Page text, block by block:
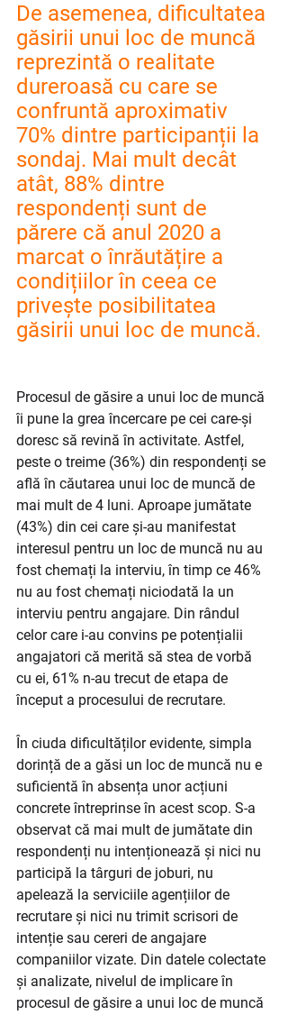
De asemenea, dificultatea
găsirii unui loc de muncă
reprezintă o realitate
dureroasă cu care se
confruntă aproximativ
70% dintre participanții la
sondaj. Mai mult decât
atât, 88% dintre
respondenți sunt de
părere că anul 2020 a
marcat o înrăutățire a
condițiilor în ceea ce
privește posibilitatea
găsirii unui loc de muncă.
Procesul de găsire a unui loc de muncă
îi pune la grea încercare pe cei care-și
doresc să revină în activitate. Astfel,
peste o treime (36%) din respondenți se
află în căutarea unui loc de muncă de
mai mult de 4 luni. Aproape jumătate
(43%) din cei care și-au manifestat
interesul pentru un loc de muncă nu au
fost chemați la interviu, în timp ce 46%
nu au fost chemați niciodată la un
interviu pentru angajare. Din rândul
celor care i-au convins pe potențialii
angajatori că merită să stea de vorbă
cu ei, 61% n-au trecut de etapa de
început a procesului de recrutare.​
În ciuda dificultăților evidente, simpla
dorință de a găsi un loc de muncă nu e
suficientă în absența unor acțiuni
concrete întreprinse în acest scop. S-a
observat că mai mult de jumătate din
respondenți nu intenționează și nici nu
participă la târguri de joburi, nu
apelează la serviciile agențiilor de
recrutare și nici nu trimit scrisori de
intenție sau cereri de angajare
companiilor vizate. Din datele colectate
și analizate, nivelul de implicare în
procesul de găsire a unui loc de muncă